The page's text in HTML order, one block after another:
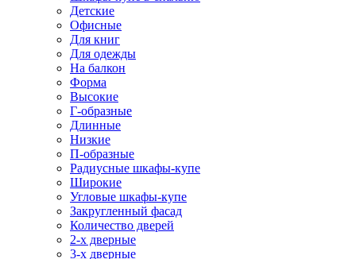
Детские
Офисные
Для книг
Для одежды
На балкон
Форма
Высокие
Г-образные
Длинные
Низкие
П-образные
Радиусные шкафы-купе
Широкие
Угловые шкафы-купе
Закругленный фасад
Количество дверей
2-х дверные
3-х дверные